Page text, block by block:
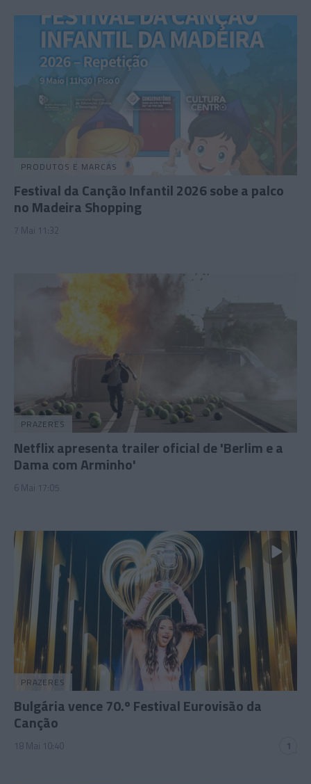
PRODUTOS E MARCAS
Festival da Canção Infantil 2026 sobe a palco
no Madeira Shopping
7 Mai 11:32
PRAZERES
Netflix apresenta trailer oficial de 'Berlim e a
Dama com Arminho'
6 Mai 17:05
PRAZERES
Bulgária vence 70.º Festival Eurovisão da
Canção
18 Mai 10:40 1